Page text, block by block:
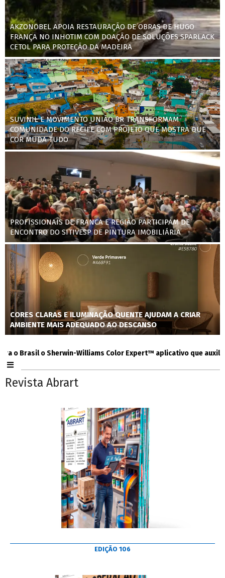
AKZONOBEL APOIA RESTAURAÇÃO DE OBRAS DE HUGO
FRANÇA NO INHOTIM COM DOAÇÃO DE SOLUÇÕES SPARLACK
CETOL PARA PROTEÇÃO DA MADEIRA
SUVINIL E MOVIMENTO UNIÃO BR TRANSFORMAM
COMUNIDADE DO RECIFE COM PROJETO QUE MOSTRA QUE
COR MUDA TUDO
PROFISSIONAIS DE FRANCA E REGIÃO PARTICIPAM DE
ENCONTRO DO SITIVESP DE PINTURA IMOBILIÁRIA
CORES CLARAS E ILUMINAÇÃO QUENTE AJUDAM A CRIAR
AMBIENTE MAIS ADEQUADO AO DESCANSO
o Sherwin-Williams Color Expert™ aplicativo que auxilia
Revista Abrart
EDIÇÃO 106